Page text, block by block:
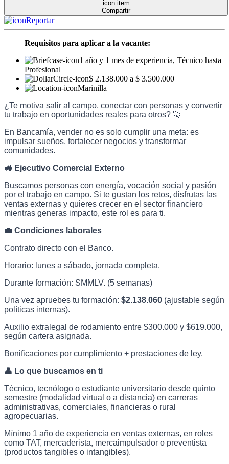
Compartir
Reportar
Requisitos para aplicar a la vacante:
1 año y 1 mes de experiencia, Técnico hasta
Profesional
$ 2.138.000 a $ 3.500.000
Marinilla
¿Te motiva salir al campo, conectar con personas y convertir
tu trabajo en oportunidades reales para otros? 🚀
En Bancamía, vender no es solo cumplir una meta: es
impulsar sueños, fortalecer negocios y transformar
comunidades.
🚜 Ejecutivo Comercial Externo
Buscamos personas con energía, vocación social y pasión
por el trabajo en campo. Si te gustan los retos, disfrutas las
ventas externas y quieres crecer en el sector financiero
mientras generas impacto, este rol es para ti.
💼 Condiciones laborales
Contrato directo con el Banco.
Horario: lunes a sábado, jornada completa.
Durante formación: SMMLV. (5 semanas)
Una vez apruebes tu formación: $2.138.060 (ajustable según
políticas internas).
Auxilio extralegal de rodamiento entre $300.000 y $619.000,
según cartera asignada.
Bonificaciones por cumplimiento + prestaciones de ley.
👤 Lo que buscamos en ti
Técnico, tecnólogo o estudiante universitario desde quinto
semestre (modalidad virtual o a distancia) en carreras
administrativas, comerciales, financieras o rural
agropecuarias.
Mínimo 1 año de experiencia en ventas externas, en roles
como TAT, mercaderista, mercaimpulsador o preventista
(productos tangibles o intangibles).